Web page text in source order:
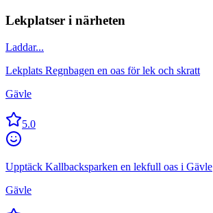
Lekplatser i närheten
Laddar...
Lekplats Regnbagen en oas för lek och skratt
Gävle
5.0
Upptäck Kallbacksparken en lekfull oas i Gävle
Gävle